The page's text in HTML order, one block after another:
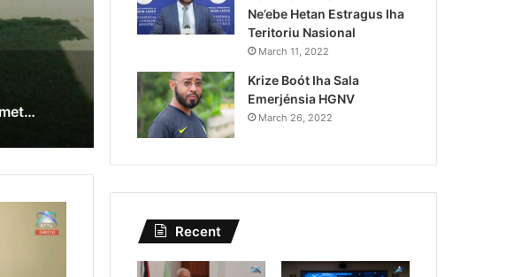
Governu Promete Tau Prioridade ba Setór Minerais no Setór Produtivu
Ne’ebe Hetan Estragus Iha
Teritoriu Nasional
March 11, 2022
Krize Boót Iha Sala
Emerjénsia HGNV
March 26, 2022
Recent